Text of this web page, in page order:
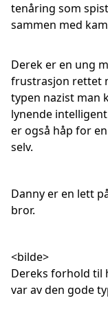
tenåring som
sammen med
Derek er en ung
frustrasjon rettet
typen nazist man
lynende
er også håp for
selv.
Danny er en lett
bror.
<bilde>
Dereks forhold til
var av den gode